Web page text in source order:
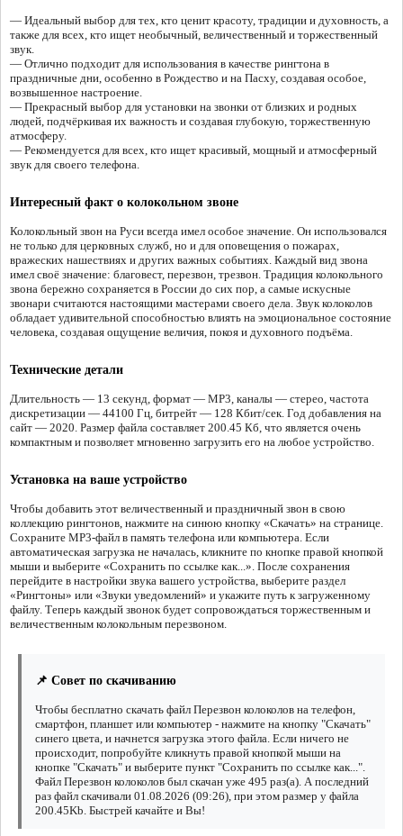
— Идеальный выбор для тех, кто ценит красоту, традиции и духовность, а
также для всех, кто ищет необычный, величественный и торжественный
звук.
— Отлично подходит для использования в качестве рингтона в
праздничные дни, особенно в Рождество и на Пасху, создавая особое,
возвышенное настроение.
— Прекрасный выбор для установки на звонки от близких и родных
людей, подчёркивая их важность и создавая глубокую, торжественную
атмосферу.
— Рекомендуется для всех, кто ищет красивый, мощный и атмосферный
звук для своего телефона.
Интересный факт о колокольном звоне
Колокольный звон на Руси всегда имел особое значение. Он использовался
не только для церковных служб, но и для оповещения о пожарах,
вражеских нашествиях и других важных событиях. Каждый вид звона
имел своё значение: благовест, перезвон, трезвон. Традиция колокольного
звона бережно сохраняется в России до сих пор, а самые искусные
звонари считаются настоящими мастерами своего дела. Звук колоколов
обладает удивительной способностью влиять на эмоциональное состояние
человека, создавая ощущение величия, покоя и духовного подъёма.
Технические детали
Длительность — 13 секунд, формат — MP3, каналы — стерео, частота
дискретизации — 44100 Гц, битрейт — 128 Кбит/сек. Год добавления на
сайт — 2020. Размер файла составляет 200.45 Кб, что является очень
компактным и позволяет мгновенно загрузить его на любое устройство.
Установка на ваше устройство
Чтобы добавить этот величественный и праздничный звон в свою
коллекцию рингтонов, нажмите на синюю кнопку «Скачать» на странице.
Сохраните MP3-файл в память телефона или компьютера. Если
автоматическая загрузка не началась, кликните по кнопке правой кнопкой
мыши и выберите «Сохранить по ссылке как...». После сохранения
перейдите в настройки звука вашего устройства, выберите раздел
«Рингтоны» или «Звуки уведомлений» и укажите путь к загруженному
файлу. Теперь каждый звонок будет сопровождаться торжественным и
величественным колокольным перезвоном.
📌 Совет по скачиванию
Чтобы бесплатно скачать файл Перезвон колоколов на телефон,
смартфон, планшет или компьютер - нажмите на кнопку "Скачать"
синего цвета, и начнется загрузка этого файла. Если ничего не
происходит, попробуйте кликнуть правой кнопкой мыши на
кнопке "Скачать" и выберите пункт "Сохранить по ссылке как...".
Файл Перезвон колоколов был скачан уже 495 раз(а). А последний
раз файл скачивали 01.08.2026 (09:26), при этом размер у файла
200.45Kb. Быстрей качайте и Вы!